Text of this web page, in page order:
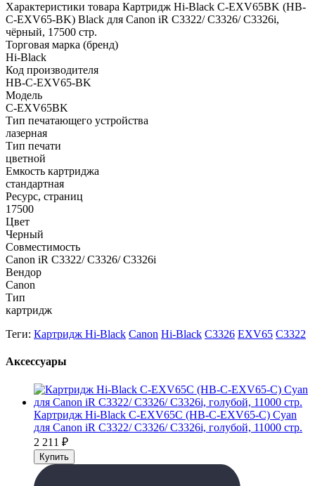
Характеристики товара Картридж Hi-Black C-EXV65BK (HB-
C-EXV65-BK) Black для Canon iR C3322/ C3326/ C3326i,
чёрный, 17500 стр.
Торговая марка (бренд)
Hi-Black
Код производителя
HB-C-EXV65-BK
Модель
C-EXV65BK
Тип печатающего устройства
лазерная
Тип печати
цветной
Емкость картриджа
стандартная
Ресурс, страниц
17500
Цвет
Черный
Совместимость
Canon iR C3322/ C3326/ C3326i
Вендор
Canon
Тип
картридж
Теги: Картридж Hi-Black Canon Hi-Black C3326 EXV65 C3322
Аксессуары
Картридж Hi-Black C-EXV65C (HB-C-EXV65-C) Cyan
для Canon iR C3322/ C3326/ C3326i, голубой, 11000 стр.
2 211 ₽